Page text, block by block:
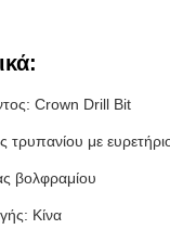
Crown Drill Bit
τρυπανίου με
βολφραμίου
Κίνα